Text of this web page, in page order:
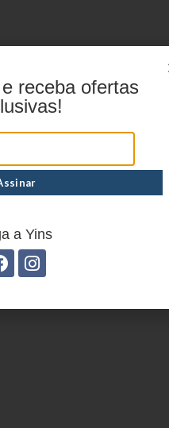
receba ofertas
a Yins